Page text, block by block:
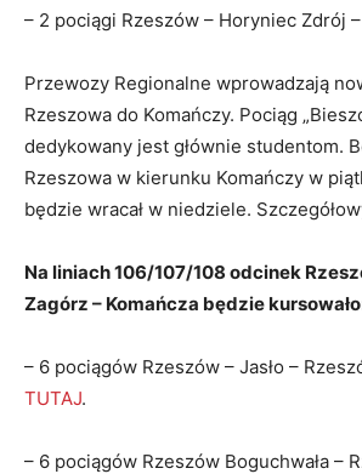
– 2 pociągi Rzeszów – Horyniec Zdrój
Przewozy Regionalne wprowadzają
Rzeszowa do Komańczy. Pociąg
dedykowany jest głównie studentom.
Rzeszowa w kierunku Komańczy w
będzie wracał w niedziele.
Na liniach 106/107/108 odcinek
Zagórz – Komańcza będzie
– 6 pociągów Rzeszów – Jasło –
TUTAJ.
– 6 pociągów Rzeszów Boguchwała –